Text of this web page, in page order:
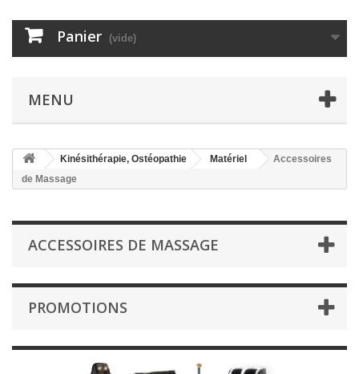
Panier (vide)
MENU
Kinésithérapie, Ostéopathie Matériel
Accessoires
de Massage
ACCESSOIRES DE MASSAGE
PROMOTIONS